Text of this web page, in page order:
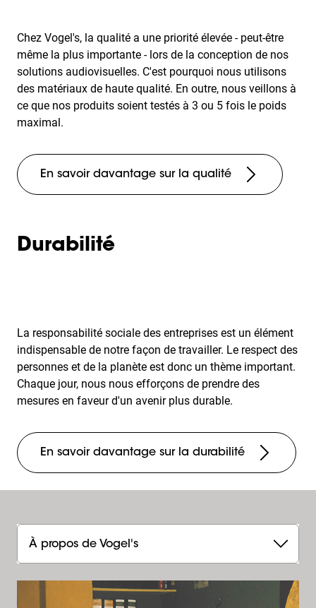
Chez Vogel's, la qualité a une priorité élevée - peut-être
même la plus importante - lors de la conception de nos
solutions audiovisuelles. C'est pourquoi nous utilisons
des matériaux de haute qualité. En outre, nous veillons à
ce que nos produits soient testés à 3 ou 5 fois le poids
maximal.
En savoir davantage sur la qualité
Durabilité
La responsabilité sociale des entreprises est un élément
indispensable de notre façon de travailler. Le respect des
personnes et de la planète est donc un thème important.
Chaque jour, nous nous efforçons de prendre des
mesures en faveur d'un avenir plus durable.
En savoir davantage sur la durabilité
À propos de Vogel's